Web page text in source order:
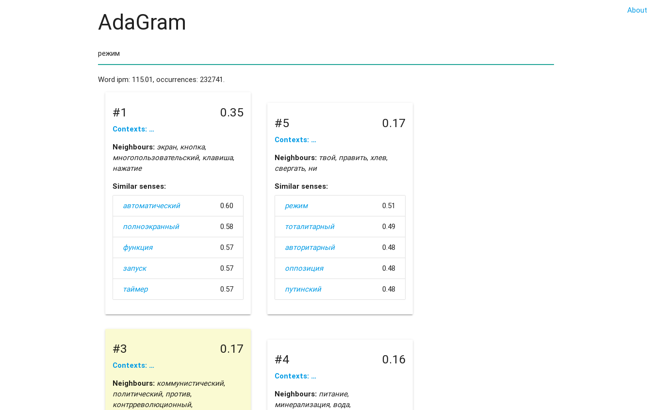
About
AdaGram
Word ipm: 115.01, occurrences: 232741.
#1 0.35
Contexts: …
Neighbours: экран, кнопка,
многопользовательский, клавиша,
нажатие
Similar senses:
автоматический 0.60
полноэкранный 0.58
функция 0.57
запуск 0.57
таймер 0.57
#5 0.17
Contexts: …
Neighbours: твой, править, хлев,
свергать, ни
Similar senses:
режим 0.51
тоталитарный 0.49
авторитарный 0.48
оппозиция 0.48
путинский 0.48
#3 0.17
Contexts: …
Neighbours: коммунистический,
политический, против,
контрреволюционный,
#4 0.16
Contexts: …
Neighbours: питание,
минерализация, вода,